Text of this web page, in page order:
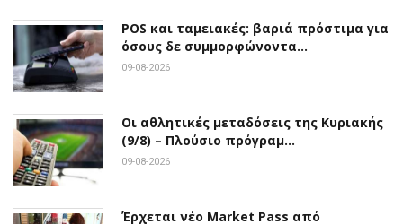
POS και ταμειακές: βαριά πρόστιμα για
όσους δε συμμορφώνοντα…
09-08-2026
Οι αθλητικές μεταδόσεις της Κυριακής
(9/8) – Πλούσιο πρόγραμ…
09-08-2026
Έρχεται νέο Market Pass από